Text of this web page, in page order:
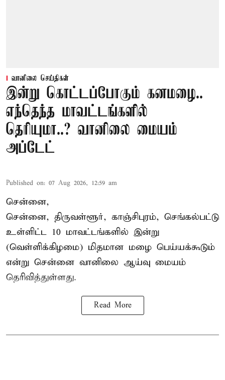
வானிலை செய்திகள்
இன்று கொட்டப்போகும் கனமழை..
எந்தெந்த மாவட்டங்களில்
தெரியுமா..? வானிலை மையம்
அப்டேட்
Published on: 07 Aug 2026, 12:59 am
சென்னை,
சென்னை, திருவள்ளூர், காஞ்சிபுரம், செங்கல்பட்டு
உள்ளிட்ட 10 மாவட்டங்களில் இன்று
(வெள்ளிக்கிழமை) மிதமான மழை பெய்யக்கூடும்
என்று சென்னை வானிலை ஆய்வு மையம்
தெரிவித்துள்ளது.
Read More